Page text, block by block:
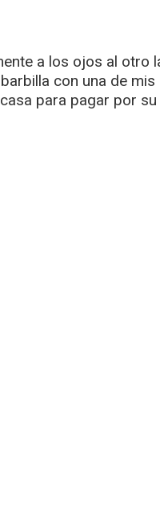
a los ojos al otro
con una de
para pagar por su